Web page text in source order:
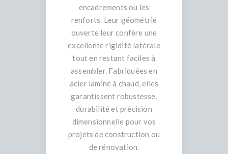
encadrements ou les
renforts. Leur géométrie
ouverte leur confère une
excellente rigidité latérale
tout en restant faciles à
assembler. Fabriquées en
acier laminé à chaud, elles
garantissent robustesse,
durabilité et précision
dimensionnelle pour vos
projets de construction ou
de rénovation.